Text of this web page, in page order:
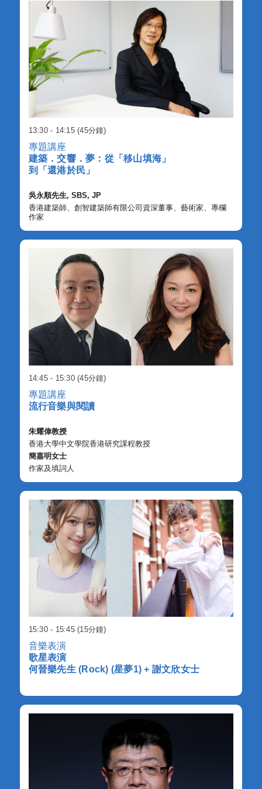
13:30 - 14:15 (45分鐘)
專題講座
建築．交響．夢：從「移山填海」
到「還港於民」
吳永順先生, SBS, JP
香港建築師、創智建築師有限公司資深董事、藝術家、專欄
作家
14:45 - 15:30 (45分鐘)
專題講座
流行音樂與閱讀
朱耀偉教授
香港大學中文學院香港研究課程教授
簡嘉明女士
作家及填詞人
15:30 - 15:45 (15分鐘)
音樂表演
歌星表演
何晉樂先生 (Rock) (星夢1) + 謝文欣女士